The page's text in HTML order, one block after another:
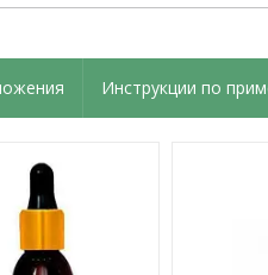
Инструкции по